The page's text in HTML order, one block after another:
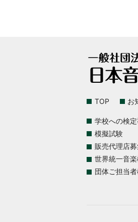
TOP お
学校への検
模擬試験
販売代理店
世界統一音
団体ご担当